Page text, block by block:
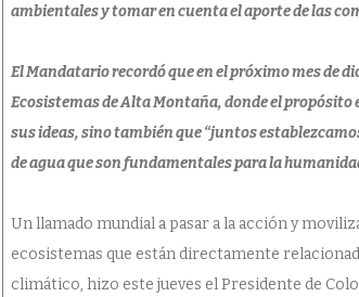
ambientales y tomar en cuenta el aporte de las
El Mandatario recordó que en el próximo mes de
Ecosistemas de Alta Montaña, donde el
sus ideas, sino también que “juntos
de agua que son fundamentales para la
Un llamado mundial a pasar a la acción y
ecosistemas que están directamente
climático, hizo este jueves el Presidente de